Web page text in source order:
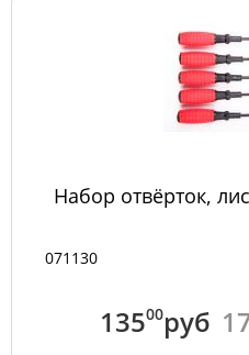
Набор отвёрток,
071130
13500руб